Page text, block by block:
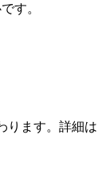
す。
ります。詳細は